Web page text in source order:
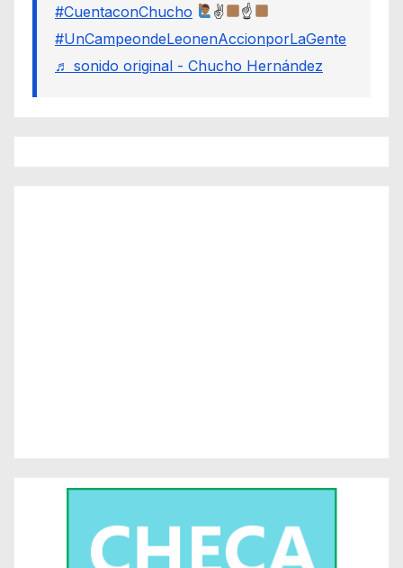
#CuentaconChucho ✌
☝
#UnCampeondeLeonenAccionporLaGente
♬ sonido original - Chucho Hernández